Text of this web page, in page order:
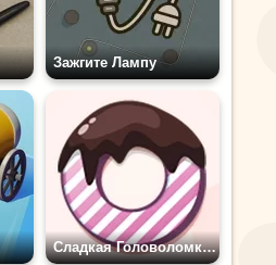
Зажгите Лампу
Сладкая Головоломка 2